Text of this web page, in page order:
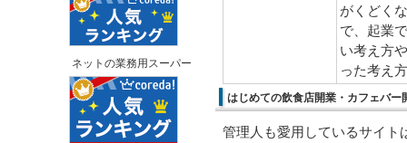
ネットの業務用スーパー
がくどく
で、起業
い考え方
った考え
はじめての飲食店開業・カフェバー
管理人も愛用しているサイト